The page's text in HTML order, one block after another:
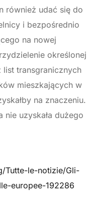
również udać się do
i bezpośrednio
na nowej
określonej
transgranicznych
mieszkających w
na znaczeniu.
uzyskała dużego
Tutte-le-notizie/Gli-
europee-192286